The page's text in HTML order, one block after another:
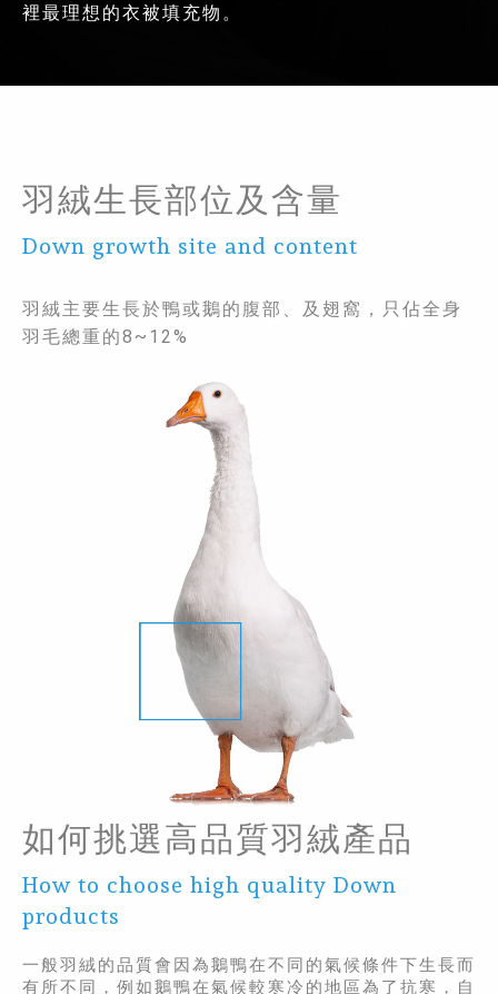
裡最理想的衣被填充物。
羽絨生長部位及含量
Down growth site and content
羽絨主要生長於鴨或鵝的腹部、及翅窩，只佔全身
羽毛總重的8~12%
如何挑選高品質羽絨產品
How to choose high quality Down
products
一般羽絨的品質會因為鵝鴨在不同的氣候條件下生長而
有所不同，例如鵝鴨在氣候較寒冷的地區為了抗寒，自